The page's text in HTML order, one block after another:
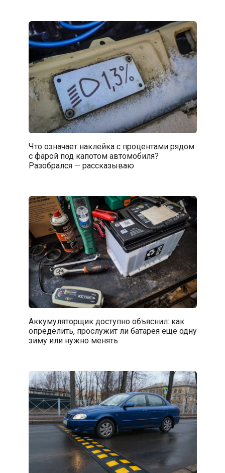
Что означает наклейка с процентами рядом
с фарой под капотом автомобиля?
Разобрался — рассказываю
Аккумуляторщик доступно объяснил: как
определить, прослужит ли батарея ещё одну
зиму или нужно менять